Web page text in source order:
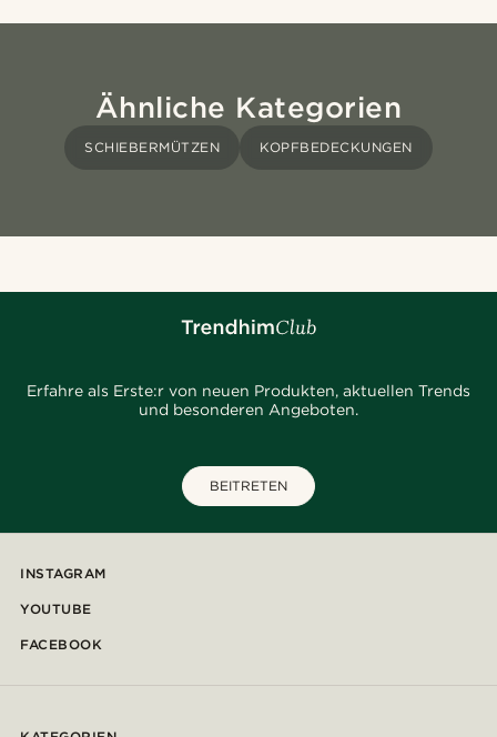
Ähnliche Kategorien
SCHIEBERMÜTZEN KOPFBEDECKUNGEN
Erfahre als Erste:r von neuen Produkten, aktuellen Trends
und besonderen Angeboten.
BEITRETEN
INSTAGRAM
YOUTUBE
FACEBOOK